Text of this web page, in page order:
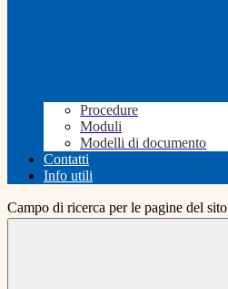
Procedure
Moduli
Modelli di documento
Contatti
Info utili
Campo di ricerca per le pagine del sito